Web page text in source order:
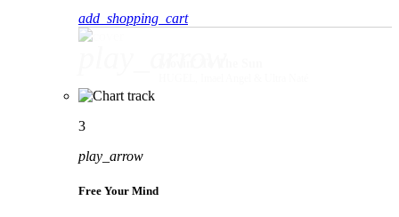
add_shopping_cart
3
play_arrow
Free Your Mind